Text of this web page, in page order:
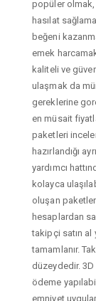
popüler
hasılat
beğeni
emek
kaliteli ve
ulaşmak da
gereklerine
en müsait
paketleri
hazırlandığı
yardımcı
kolayca
oluşan
hesaplardan
takipçi satın al
tamamlanır.
düzeydedir. 3D
ödeme
emniyet